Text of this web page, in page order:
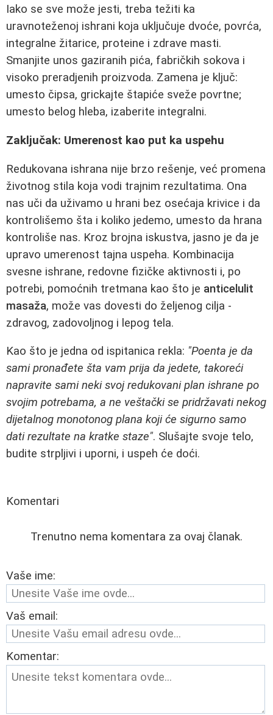
Iako se sve može jesti, treba težiti ka
uravnoteženoj ishrani koja uključuje dvoće, povrća,
integralne žitarice, proteine i zdrave masti.
Smanjite unos gaziranih pića, fabričkih sokova i
visoko preradjenih proizvoda. Zamena je ključ:
umesto čipsa, grickajte štapiće sveže povrtne;
umesto belog hleba, izaberite integralni.
Zaključak: Umerenost kao put ka uspehu
Redukovana ishrana nije brzo rešenje, već promena
životnog stila koja vodi trajnim rezultatima. Ona
nas uči da uživamo u hrani bez osećaja krivice i da
kontrolišemo šta i koliko jedemo, umesto da hrana
kontroliše nas. Kroz brojna iskustva, jasno je da je
upravo umerenost tajna uspeha. Kombinacija
svesne ishrane, redovne fizičke aktivnosti i, po
potrebi, pomoćnih tretmana kao što je anticelulit
masaža, može vas dovesti do željenog cilja -
zdravog, zadovoljnog i lepog tela.
Kao što je jedna od ispitanica rekla: "Poenta je da
sami pronađete šta vam prija da jedete, takoreći
napravite sami neki svoj redukovani plan ishrane po
svojim potrebama, a ne veštački se pridržavati nekog
dijetalnog monotonog plana koji će sigurno samo
dati rezultate na kratke staze". Slušajte svoje telo,
budite strpljivi i uporni, i uspeh će doći.
Komentari
Trenutno nema komentara za ovaj članak.
Vaše ime:
Vaš email:
Komentar: